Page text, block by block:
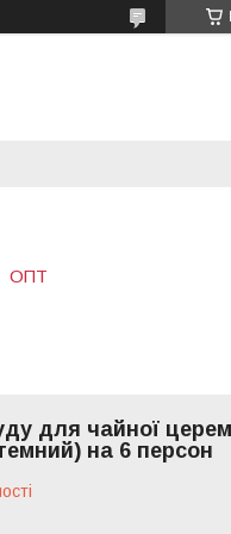
ОПТ
для чайної
на 6 персон